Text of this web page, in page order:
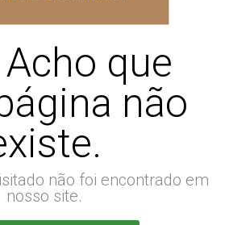
que
não
não foi encontrado em
nosso site.